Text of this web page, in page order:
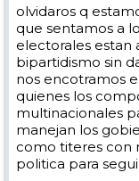
olvidaros q
que sentamos a
electorales estan
bipartidismo sin
nos encotramos
quienes los
multinacionales
manejan los
como titeres con
politica para